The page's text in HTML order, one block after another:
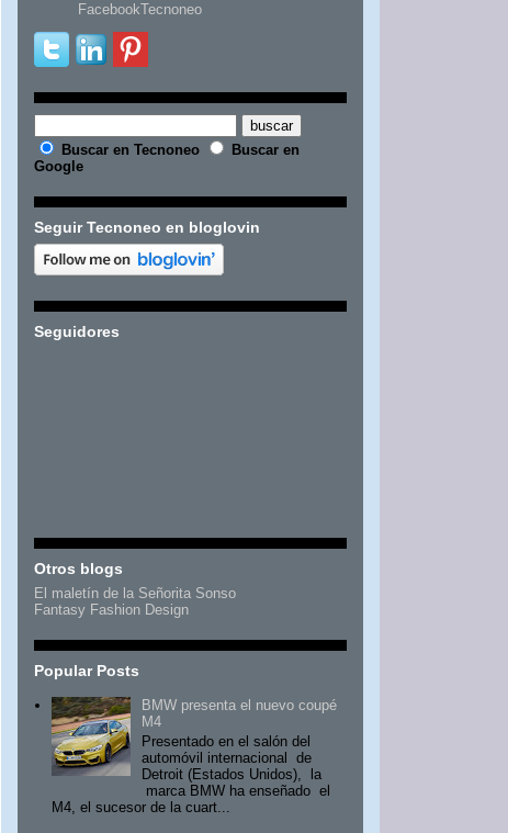
FacebookTecnoneo
Buscar en Tecnoneo
Buscar en
Google
Seguir Tecnoneo en bloglovin
Seguidores
Otros blogs
El maletín de la Señorita Sonso
Fantasy Fashion Design
Popular Posts
BMW presenta el nuevo coupé
M4
Presentado en el salón del
automóvil internacional de
Detroit (Estados Unidos), la
marca BMW ha enseñado el
M4, el sucesor de la cuart...